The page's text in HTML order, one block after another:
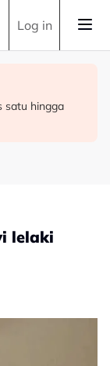
Log in
seorang
hingga
satu hingga
lelaki